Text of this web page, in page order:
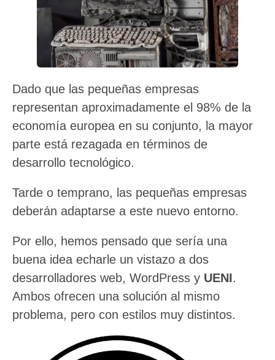
Dado que las pequeñas empresas
representan aproximadamente el 98% de la
economía europea en su conjunto, la mayor
parte está rezagada en términos de
desarrollo tecnológico.
Tarde o temprano, las pequeñas empresas
deberán adaptarse a este nuevo entorno.
Por ello, hemos pensado que sería una
buena idea echarle un vistazo a dos
desarrolladores web, WordPress y UENI.
Ambos ofrecen una solución al mismo
problema, pero con estilos muy distintos.